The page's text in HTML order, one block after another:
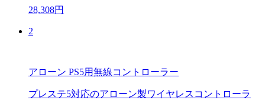
28,308円
2
アローン PS5用無線コントローラー
プレステ5対応のアローン製ワイヤレスコントローラ